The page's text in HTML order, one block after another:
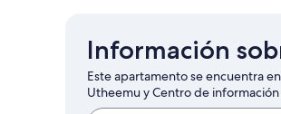
Información
Este apartamento se encuentra
Utheemu y Centro de